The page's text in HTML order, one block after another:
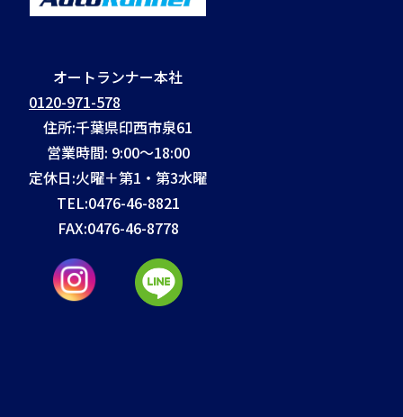
オートランナー本社
0120-971-578
住所:千葉県印西市泉61
営業時間: 9:00～18:00
定休日:火曜＋第1・第3水曜
TEL:0476-46-8821
FAX:0476-46-8778